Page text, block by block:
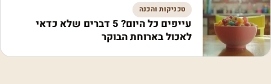
טכניקות והכנה
עייפים כל היום? 5 דברים שלא כדאי
לאכול בארוחת הבוקר